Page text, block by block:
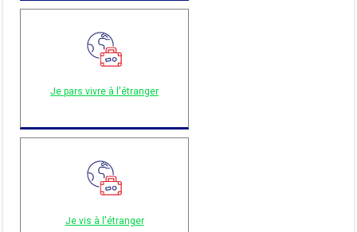
Je pars vivre à l'étranger
Je vis à l'étranger